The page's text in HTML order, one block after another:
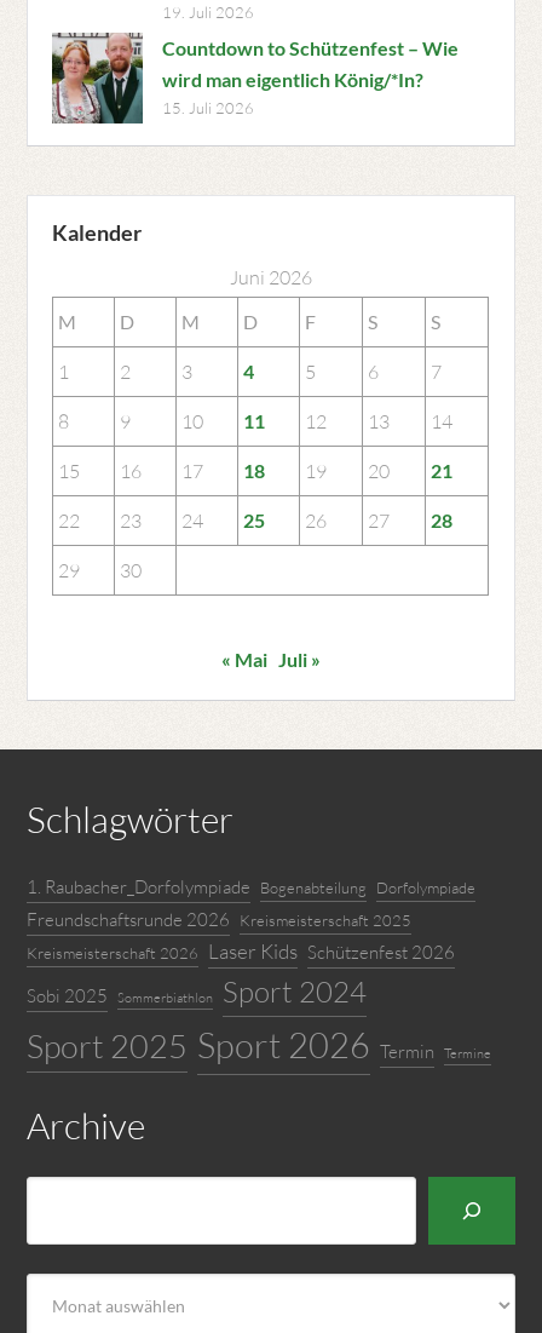
19. Juli 2026
Countdown to Schützenfest – Wie
wird man eigentlich König/*In?
15. Juli 2026
Kalender
Juni 2026
M D M D F S S
1 2 3 4 5 6 7
8 9 10 11 12 13 14
15 16 17 18 19 20 21
22 23 24 25 26 27 28
29 30
« Mai Juli »
Schlagwörter
1. Raubacher_Dorfolympiade Bogenabteilung Dorfolympiade
Freundschaftsrunde 2026
Kreismeisterschaft 2025
Kreismeisterschaft 2026
Laser Kids Schützenfest 2026
Sobi 2025
Sommerbiathlon Sport 2024
Sport 2025 Sport 2026 Termin Termine
Archive